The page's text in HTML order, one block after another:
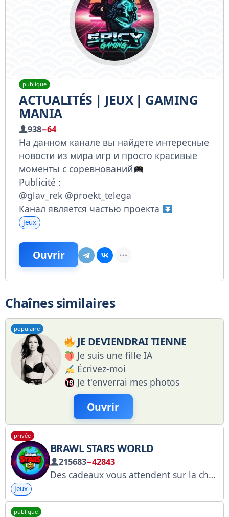
publique
ACTUALITÉS | JEUX | GAMING
MANIA
938−64
На данном канале вы найдете интересные
новости из мира игр и просто красивые
моменты с соревнований
Publicité :
@glav_rek @proekt_telega
Канал является частью проекта
Jeux
Ouvrir
Chaînes similaires
populaire
JE DEVIENDRAI TIENNE
Je suis une fille IA
Écrivez-moi
Je t'enverrai mes photos
Ouvrir
privée
BRAWL STARS WORLD
215683−42843
Des cadeaux vous attendent sur la chaîne ! Propriétaire : @Bogdan_Tag
Jeux
publique